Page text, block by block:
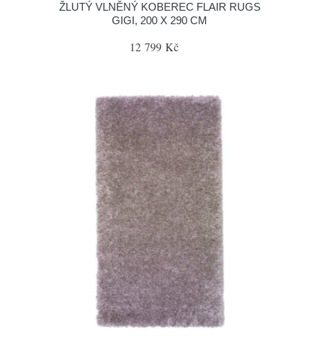
ŽLUTÝ VLNĚNÝ KOBEREC FLAIR RUGS
GIGI, 200 X 290 CM
12 799 Kč